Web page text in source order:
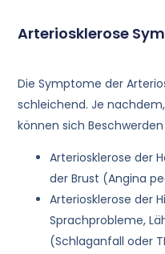
Arteriosklerose
Die Symptome der
schleichend. Je
können sich
Arteriosklerose der
der Brust (Angina
Arteriosklerose der
Sprachprobleme,
(Schlaganfall oder